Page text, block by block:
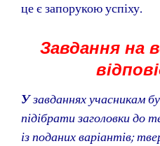
це є запорукою успіху.
Завдання на
Узавданнях учасникам
підібрати заголовки до
із поданих варіантів;